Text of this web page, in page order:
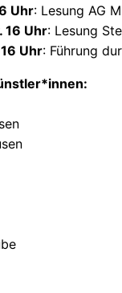
Uhr: Lesung AG
16 Uhr: Lesung
Uhr: Führung